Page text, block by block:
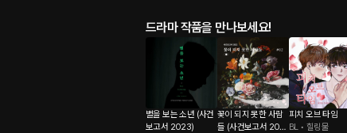
드라마 작품을 만나보세요!
별을 보는 소년 (사건
보고서 2023)
꽃이 되지 못한 사람
들 (사건보고서 202
피치 오브 타임
BL • 힐링물